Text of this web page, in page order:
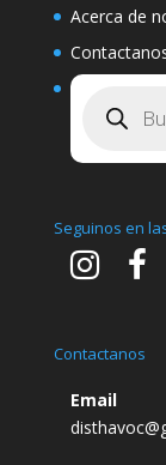
Acerca de
Seguinos en
Contactanos
Email